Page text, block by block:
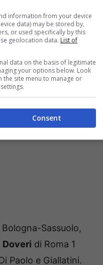
Sassuolo,
Doveri di Roma 1
Paolo e Giallatini.
information from your device
data) may be stored by,
or used specifically by this
geolocation data. List of
data on the basis of legitimate
your options below. Look
site menu to manage or
Consent